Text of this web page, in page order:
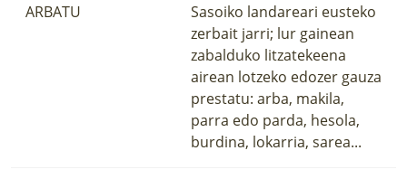
ARBATU
Sasoiko landareari eusteko
zerbait jarri; lur gainean
zabalduko litzatekeena
airean lotzeko edozer gauza
prestatu: arba, makila,
parra edo parda, hesola,
burdina, lokarria, sarea...